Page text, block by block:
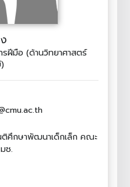
ฝีมือ (ด้านวิทยาศาสตร์
ติศึกษาพัฒนาเด็กเล็ก คณะ
ช.